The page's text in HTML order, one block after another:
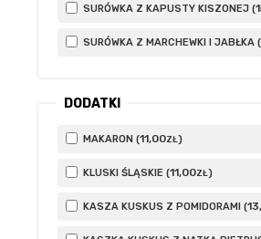
SURÓWKA Z KAPUSTY KISZONEJ (
SURÓWKA Z MARCHEWKI I JABŁKA (
DODATKI
MAKARON (11,00ZŁ)
KLUSKI ŚLĄSKIE (11,00ZŁ)
KASZA KUSKUS Z POMIDORAMI (13